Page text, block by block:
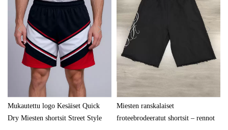
Mukautettu logo Kesäiset Quick
Dry Miesten shortsit Street Style
Miesten ranskalaiset
froteebrodeeratut shortsit – rennot